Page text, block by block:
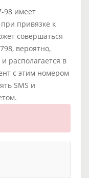
98 имеет
привязке к
совершаться
вероятно,
располагается в
с этим номером
SMS и